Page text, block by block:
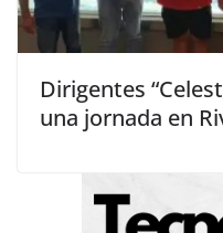
Dirigentes
una jornada en